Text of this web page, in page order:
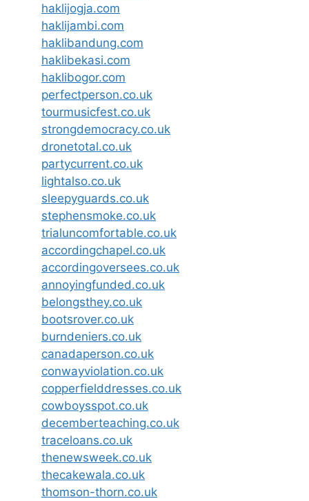
haklijogja.com
haklijambi.com
haklibandung.com
haklibekasi.com
haklibogor.com
perfectperson.co.uk
tourmusicfest.co.uk
strongdemocracy.co.uk
dronetotal.co.uk
partycurrent.co.uk
lightalso.co.uk
sleepyguards.co.uk
stephensmoke.co.uk
trialuncomfortable.co.uk
accordingchapel.co.uk
accordingoversees.co.uk
annoyingfunded.co.uk
belongsthey.co.uk
bootsrover.co.uk
burndeniers.co.uk
canadaperson.co.uk
conwayviolation.co.uk
copperfielddresses.co.uk
cowboysspot.co.uk
decemberteaching.co.uk
traceloans.co.uk
thenewsweek.co.uk
thecakewala.co.uk
thomson-thorn.co.uk